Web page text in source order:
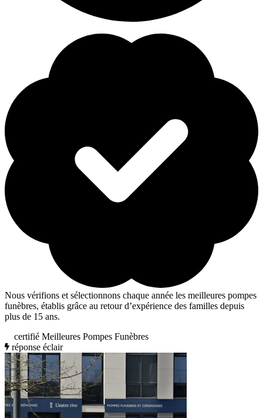
Nous vérifions et sélectionnons chaque année les meilleures pompes
funèbres, établis grâce au retour d’expérience des familles depuis
plus de 15 ans.
certifié Meilleures Pompes Funèbres
réponse éclair